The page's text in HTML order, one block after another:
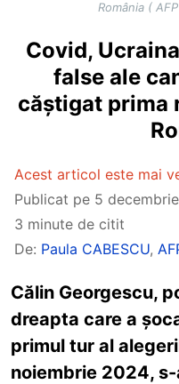
România (
Covid,
false ale
căștigat prima
Acest articol este mai
Publicat pe 5
3 minute de citit
De: Paula CABESCU,
Călin Georgescu,
dreapta care a
primul tur al
noiembrie 2024,